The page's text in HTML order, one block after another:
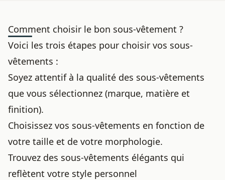
Comment choisir le bon sous-vêtement ?
Voici les trois étapes pour choisir vos sous-
vêtements :
Soyez attentif à la qualité des sous-vêtements
que vous sélectionnez (marque, matière et
finition).
Choisissez vos sous-vêtements en fonction de
votre taille et de votre morphologie.
Trouvez des sous-vêtements élégants qui
reflètent votre style personnel